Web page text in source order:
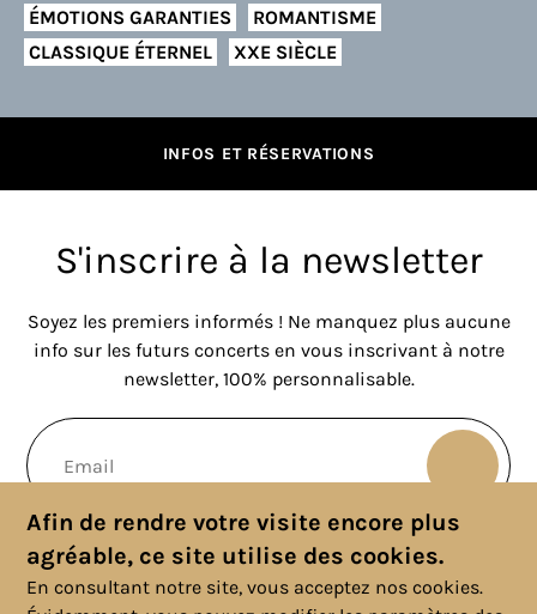
ÉMOTIONS GARANTIES
ROMANTISME
CLASSIQUE ÉTERNEL
XXE SIÈCLE
INFOS ET RÉSERVATIONS
S'inscrire à la newsletter
Soyez les premiers informés ! Ne manquez plus aucune
info sur les futurs concerts en vous inscrivant à notre
newsletter, 100% personnalisable.
Afin de rendre votre visite encore plus
agréable, ce site utilise des cookies.
En consultant notre site, vous acceptez nos cookies.